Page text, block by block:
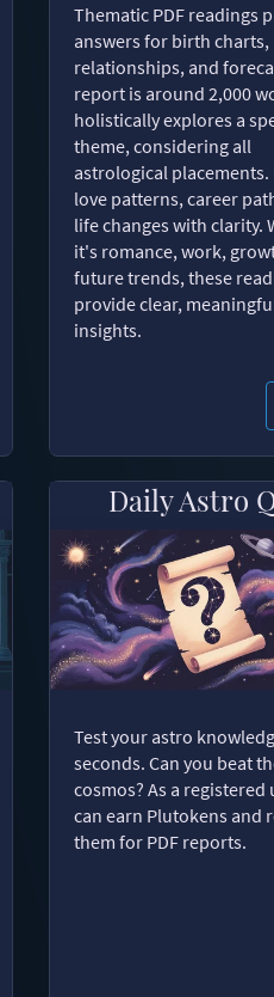
Thematic PDF readings
answers for birth charts,
relationships, and
report is around 2,000
holistically explores a
theme, considering all
astrological placements.
love patterns, career
life changes with clarity.
it's romance, work,
future trends, these
provide clear,
insights.
Daily Astro
Test your astro
seconds. Can you beat
cosmos? As a registered
can earn Plutokens and
them for PDF reports.